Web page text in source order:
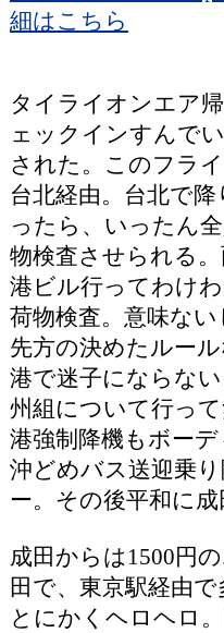
細はこちら
タイライオンエア
ェックインすんで
された。このフラ
台北経由。台北で
ったら、いったん
物検査させられる
港ビル行ってわけ
荷物検査。意味な
先方の決めたルー
港で迷子にならな
州組について行っ
港強制降機もボー
沖どめバス送迎乗
ー。その後平和に成
成田からは1500円
田で、東京駅経由
とにかくヘロヘロ